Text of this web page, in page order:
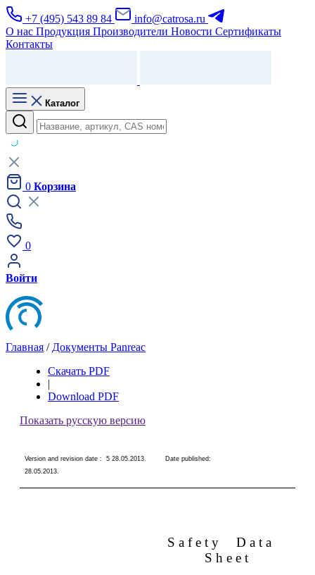
+7 (495) 543 89 84
info@catrosa.ru
О нас Продукция Производители Новости Сертификаты
Контакты
Каталог
0 Корзина
0
Войти
Главная / Документы Panreac
Скачать PDF
|
Download PDF
Показать русскую версию
Version and revision date : 5 28.05.2013.
Date published:
28.05.2013.
S a f e t y
D a t a
S h e e t